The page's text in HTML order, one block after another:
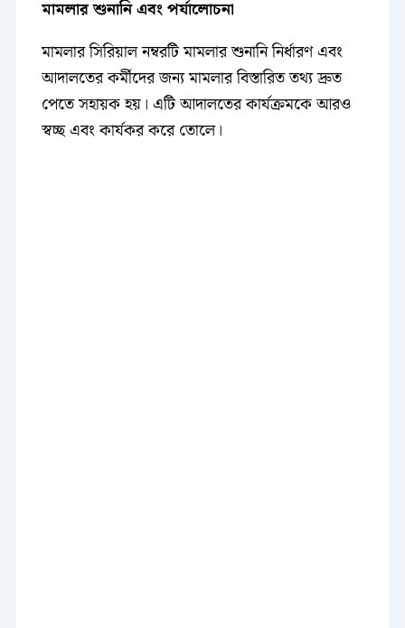
মামলার শুনানি এবং পর্যালোচনা
মামলার সিরিয়াল নম্বরটি মামলার শুনানি নির্ধারণ এবং
আদালতের কর্মীদের জন্য মামলার বিস্তারিত তথ্য দ্রুত
পেতে সহায়ক হয়। এটি আদালতের কার্যক্রমকে আরও
স্বচ্ছ এবং কার্যকর করে তোলে।